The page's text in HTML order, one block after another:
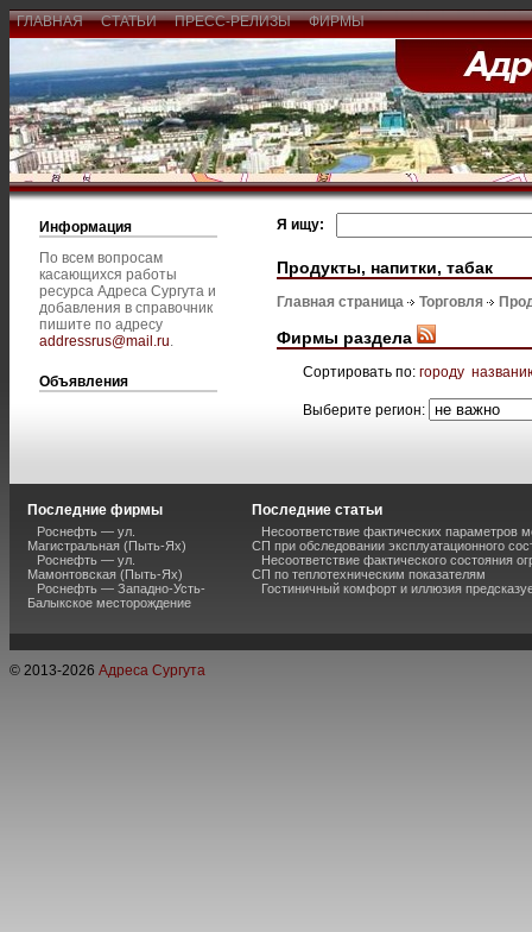
ГЛАВНАЯ СТАТЬИ ПРЕСС-РЕЛИЗЫ ФИРМЫ
Информация
По всем вопросам
касающихся работы
ресурса Адреса Сургута и
добавления в справочник
пишите по адресу
addressrus@mail.ru.
Объявления
Я ищу:
Продукты, напитки, табак
Главная страница Торговля
Фирмы раздела
Сортировать по: городу
Выберите регион:
Последние фирмы
Роснефть — ул.
Магистральная (Пыть-Ях)
Роснефть — ул.
Мамонтовская (Пыть-Ях)
Роснефть — Западно-Усть-
Балыкское месторождение
Последние статьи
Несоответствие фактических параметров
СП при обследовании эксплуатационного
Несоответствие фактического состояния
СП по теплотехническим показателям
Гостиничный комфорт и иллюзия
© 2013-2026 Адреса Сургута